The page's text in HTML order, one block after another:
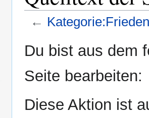
←
Navigation
Suche
Du bist aus dem
Seite bearbeiten:
Diese Aktion ist